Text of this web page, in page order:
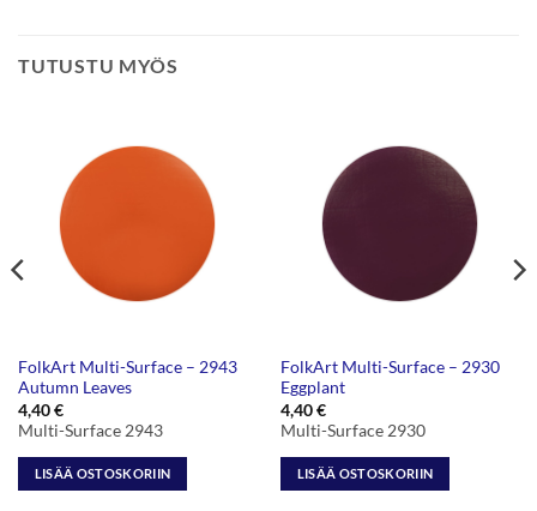
TUTUSTU MYÖS
FolkArt Multi-Surface – 2943
Autumn Leaves
4,40€
Multi-Surface 2943
LISÄÄ OSTOSKORIIN
FolkArt Multi-Surface – 2930
Eggplant
4,40€
Multi-Surface 2930
LISÄÄ OSTOSKORIIN